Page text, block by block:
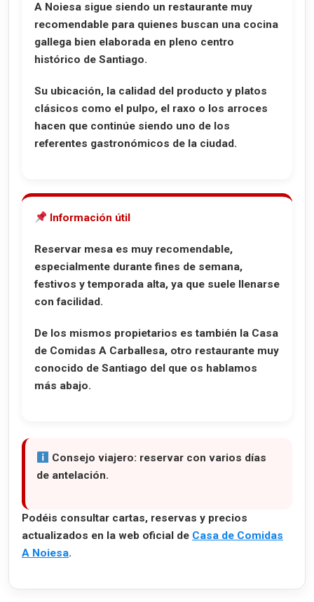
A Noiesa sigue siendo un restaurante muy
recomendable para quienes buscan una cocina
gallega bien elaborada en pleno centro
histórico de Santiago.
Su ubicación, la calidad del producto y platos
clásicos como el pulpo, el raxo o los arroces
hacen que continúe siendo uno de los
referentes gastronómicos de la ciudad.
Información útil
Reservar mesa es muy recomendable,
especialmente durante fines de semana,
festivos y temporada alta, ya que suele llenarse
con facilidad.
De los mismos propietarios es también la Casa
de Comidas A Carballesa, otro restaurante muy
conocido de Santiago del que os hablamos
más abajo.
Consejo viajero: reservar con varios días
de antelación.
Podéis consultar cartas, reservas y precios
actualizados en la web oficial de Casa de Comidas
A Noiesa.